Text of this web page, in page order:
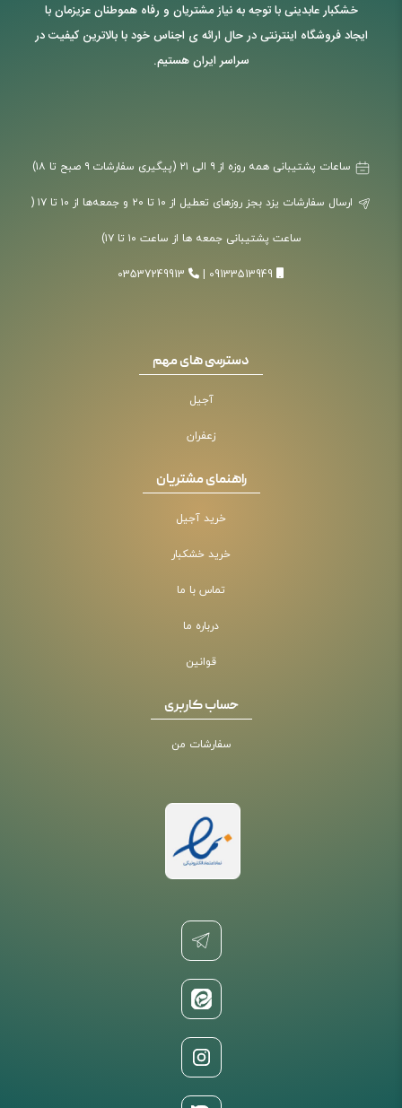
خشکبار عابدینی با توجه به نیاز مشتریان و رفاه هموطنان عزیزمان با
ایجاد فروشگاه اینترنتی در حال ارائه ی اجناس خود با بالاترین کیفیت در
سراسر ایران هستیم.
ارسال سفارشات یزد بجز روزهای تعطیل از ۱۰ تا ۲۰ و جمعه‌ها از ۱۰ تا ۱۷ (
ساعت پشتیبانی جمعه ها از ساعت ۱۰ تا ۱۷)
09133513949
03537249913
دسترسی های مهم
آجیل
زعفران
راهنمای مشتریان
خرید آجیل
خرید خشکبار
تماس با ما
درباره ما
قوانین
حساب کاربری
سفارشات من